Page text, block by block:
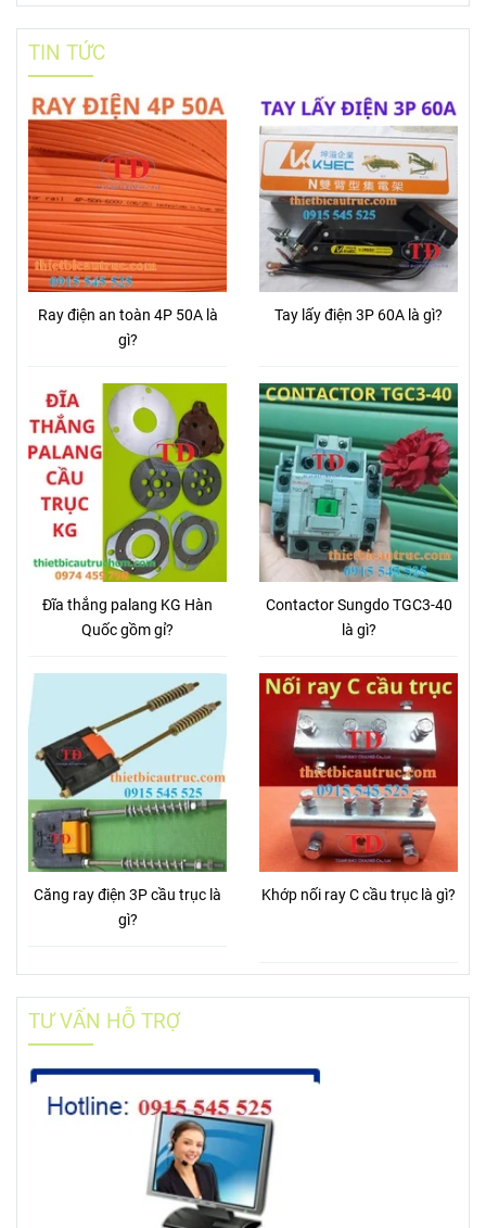
TIN TỨC
Ray điện an toàn 4P 50A là
gì?
Tay lấy điện 3P 60A là gì?
Đĩa thắng palang KG Hàn
Quốc gồm gỉ?
Contactor Sungdo TGC3-40
là gì?
Căng ray điện 3P cầu trục là
gì?
Khớp nối ray C cầu trục là gì?
TƯ VẤN HỖ TRỢ